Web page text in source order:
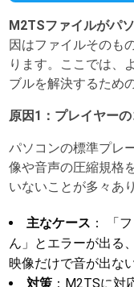
M2TSファイルがパ
因はファイルそのも
ります。ここでは、
ブルを解決するため
原因1：プレイヤー
パソコンの標準プレ
像や音声の圧縮規格
いないことが多々あ
主なケース ： 「
ん」とエラーが出る
映像だけで音が出な
対策 ：M2TSに対